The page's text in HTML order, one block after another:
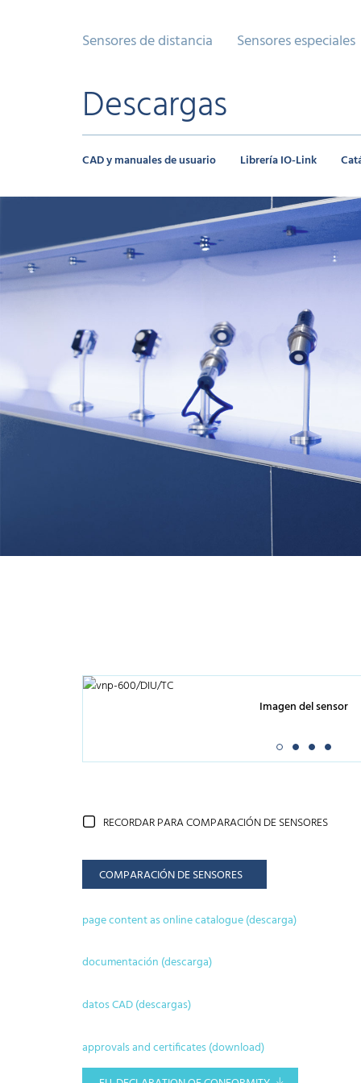
Sensores de distancia Sensores especiales
Descargas
CAD y manuales de usuario Librería IO-Link
Imagen del sensor
RECORDAR PARA COMPARACIÓN DE SENSORES
COMPARACIÓN DE SENSORES
page content as online catalogue (descarga)
documentación (descarga)
datos CAD (descargas)
approvals and certificates (download)